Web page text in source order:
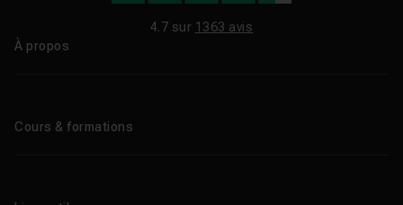
4.7 sur 1363 avis
À propos
Cours & formations